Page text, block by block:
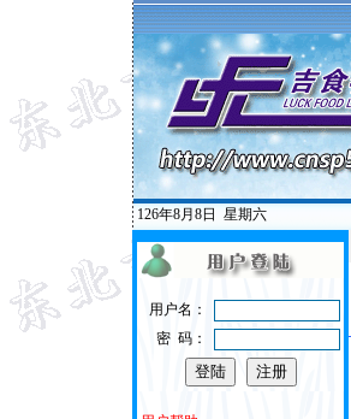
126年8月8日 星期六
用户名：
密 码：